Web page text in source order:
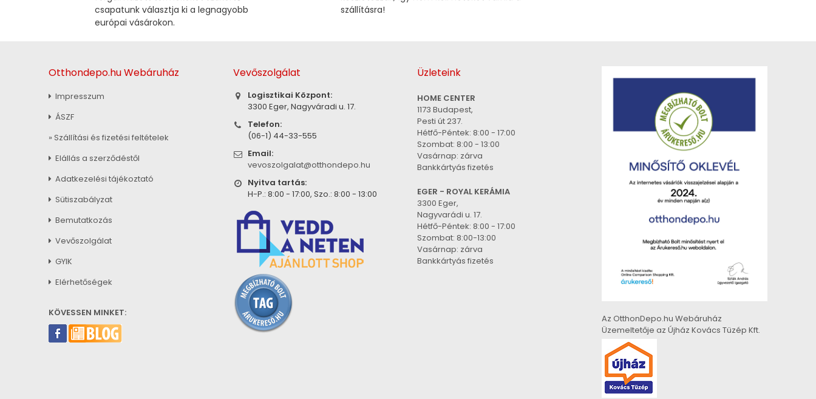
csapatunk választja ki a legnagyobb
európai vásárokon.
szállításra!
Otthondepo.hu Webáruház
Impresszum
ÁSZF
» Szállítási és fizetési feltételek
Elállás a szerződéstől
Adatkezelési tájékoztató
Sütiszabályzat
Bemutatkozás
Vevőszolgálat
GYIK
Elérhetőségek
KÖVESSEN MINKET:
Vevőszolgálat
Logisztikai Központ:
3300 Eger, Nagyváradi u. 17.
Telefon:
(06-1) 44-33-555
Email:
vevoszolgalat@otthondepo.hu
Nyitva tartás:
H-P.: 8:00 - 17:00, Szo.: 8:00 - 13:00
Üzleteink
HOME CENTER
1173 Budapest,
Pesti út 237.
Hétfő-Péntek: 8:00 - 17:00
Szombat: 8:00 - 13:00
Vasárnap: zárva
Bankkártyás fizetés
EGER - ROYAL KERÁMIA
3300 Eger,
Nagyvarádi u. 17.
Hétfő-Péntek: 8:00 - 17:00
Szombat: 8:00-13:00
Vasárnap: zárva
Bankkártyás fizetés
Az OtthonDepo.hu Webáruház
Üzemeltetője az Újház Kovács Tüzép Kft.